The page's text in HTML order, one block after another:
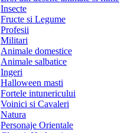
Insecte
Fructe si Legume
Profesii
Militari
Animale domestice
Animale salbatice
Ingeri
Halloween masti
Fortele intunericului
Voinici si Cavaleri
Natura
Personaje Orientale